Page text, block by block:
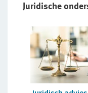
Juridische